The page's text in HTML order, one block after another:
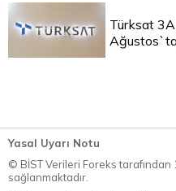
Türksat
Yasal Uyarı Notu
© BİST Verileri Foreks
sağlanmaktadır.